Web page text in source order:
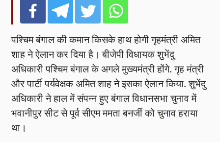
पश्चिम बंगाल की कमान किसके हाथ होगी गृहमंत्री अमित
शाह ने ऐलान कर दिया है। बीजेपी विधायक शुभेंदु
अधिकारी पश्चिम बंगाल के अगले मुख्यमंत्री होंगे. गृह मंत्री
और पार्टी पर्यवेक्षक अमित शाह ने इसका ऐलान किया. शुभेंदु
अधिकारी ने हाल में संपन्न हुए बंगाल विधानसभा चुनाव में
भवानीपुर सीट से पूर्व सीएम ममता बनर्जी को चुनाव हराया
था।